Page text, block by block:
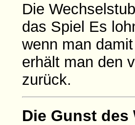
Die
das Spiel Es
wenn man
erhält man den
zurück.
Die Gunst des